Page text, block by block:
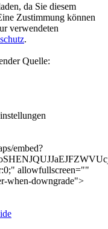
da Sie diesem
Zustimmung können
verwendeten
.
Quelle:
embed?
allowfullscreen=""
when-downgrade">